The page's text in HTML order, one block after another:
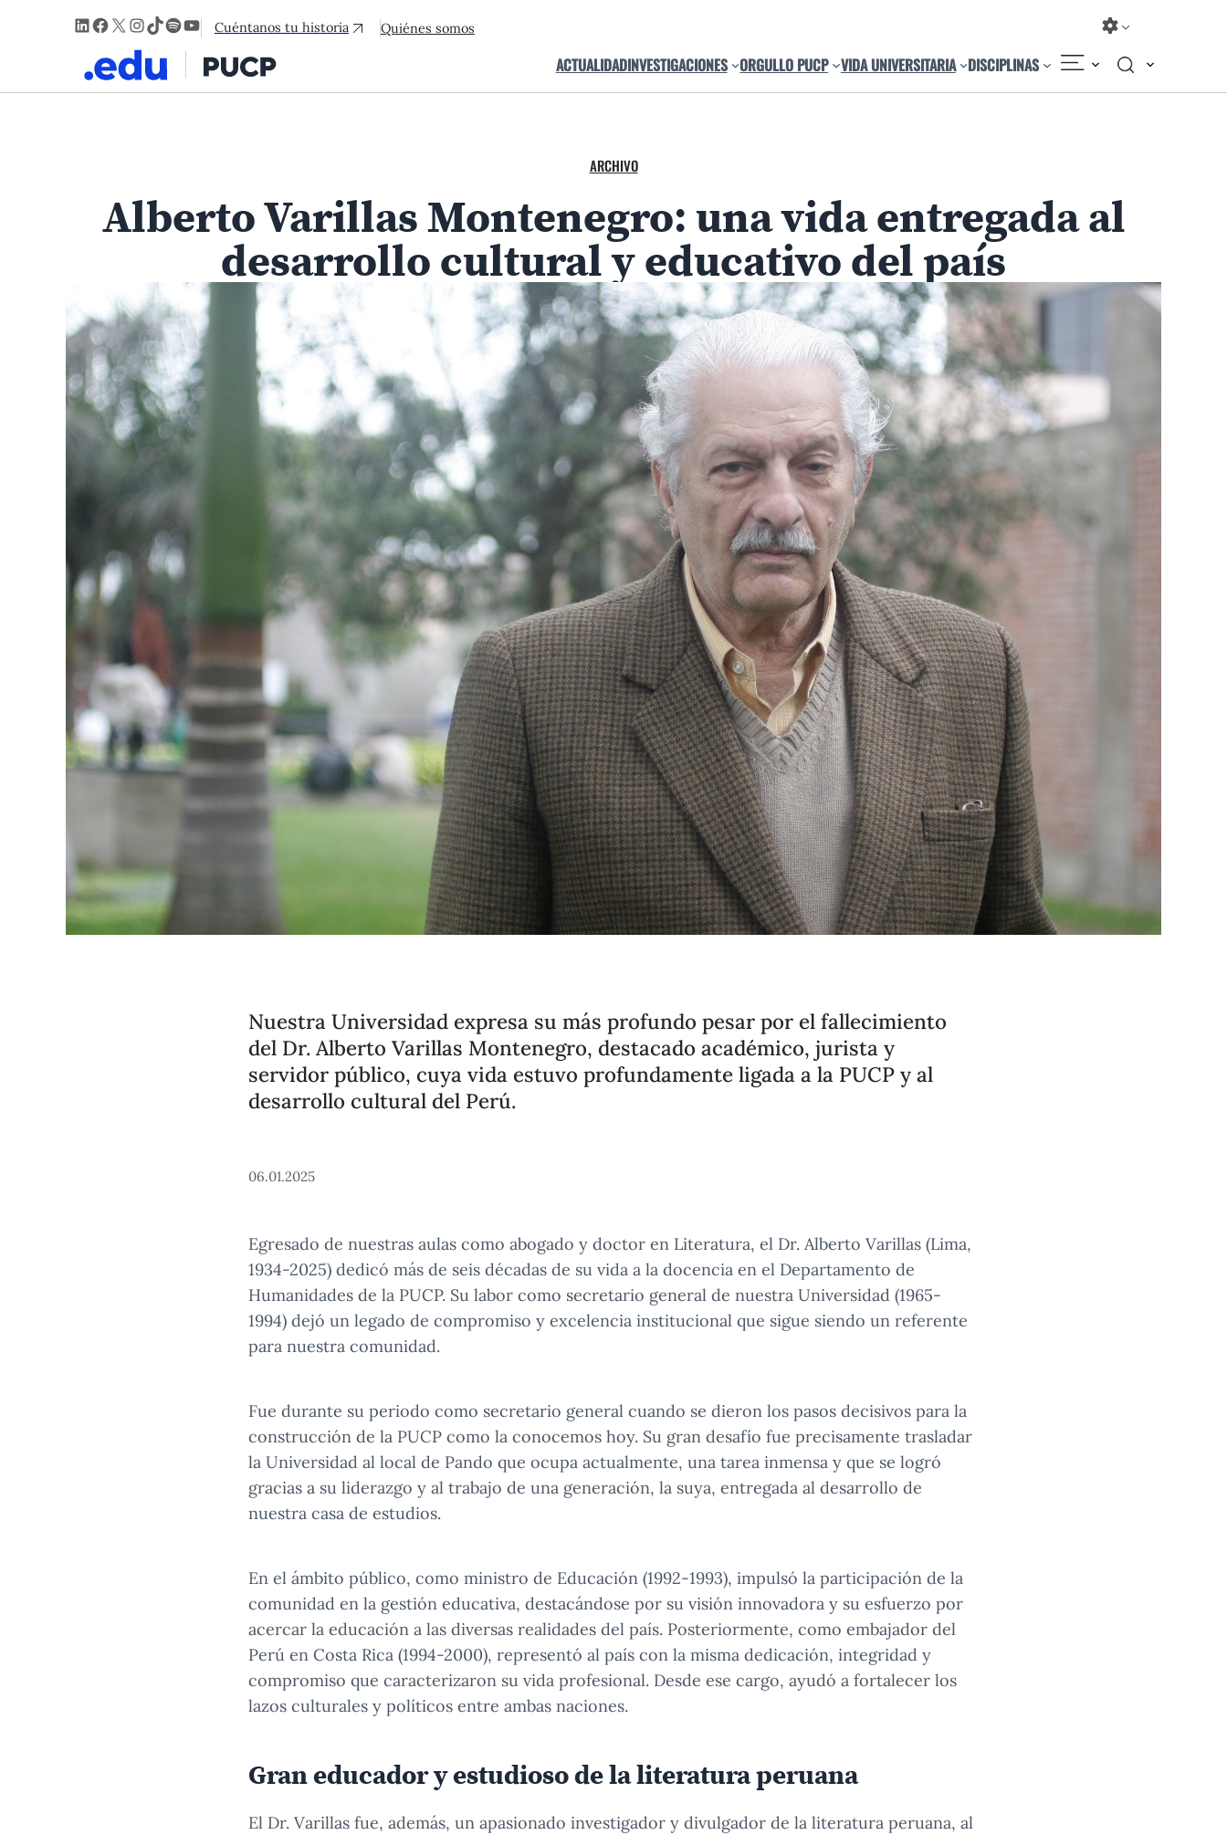
LinkedIn
Facebook
X Instagram
TikTok
Spotify
YouTube
Cuéntanos tu historia Quiénes somos
ACTUALIDADINVESTIGACIONES ORGULLO PUCP VIDA UNIVERSITARIA DISCIPLINAS
ARCHIVO
Alberto Varillas Montenegro: una vida entregada al
desarrollo cultural y educativo del país
Nuestra Universidad expresa su más profundo pesar por el fallecimiento
del Dr. Alberto Varillas Montenegro, destacado académico, jurista y
servidor público, cuya vida estuvo profundamente ligada a la PUCP y al
desarrollo cultural del Perú.
06.01.2025
Egresado de nuestras aulas como abogado y doctor en Literatura, el Dr. Alberto Varillas (Lima,
1934-2025) dedicó más de seis décadas de su vida a la docencia en el Departamento de
Humanidades de la PUCP. Su labor como secretario general de nuestra Universidad (1965-
1994) dejó un legado de compromiso y excelencia institucional que sigue siendo un referente
para nuestra comunidad.
Fue durante su periodo como secretario general cuando se dieron los pasos decisivos para la
construcción de la PUCP como la conocemos hoy. Su gran desafío fue precisamente trasladar
la Universidad al local de Pando que ocupa actualmente, una tarea inmensa y que se logró
gracias a su liderazgo y al trabajo de una generación, la suya, entregada al desarrollo de
nuestra casa de estudios.
En el ámbito público, como ministro de Educación (1992-1993), impulsó la participación de la
comunidad en la gestión educativa, destacándose por su visión innovadora y su esfuerzo por
acercar la educación a las diversas realidades del país. Posteriormente, como embajador del
Perú en Costa Rica (1994-2000), representó al país con la misma dedicación, integridad y
compromiso que caracterizaron su vida profesional. Desde ese cargo, ayudó a fortalecer los
lazos culturales y políticos entre ambas naciones.
Gran educador y estudioso de la literatura peruana
El Dr. Varillas fue, además, un apasionado investigador y divulgador de la literatura peruana, al